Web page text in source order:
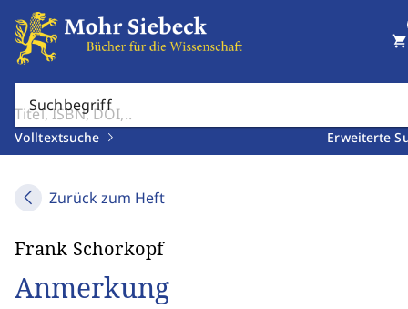
Suchbegriff
Volltextsuche Erweiterte
shopping_cart
Zurück zum Heft
Frank Schorkopf
Anmerkung